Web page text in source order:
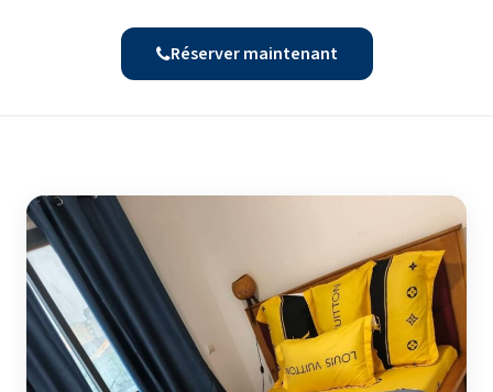
Réserver maintenant